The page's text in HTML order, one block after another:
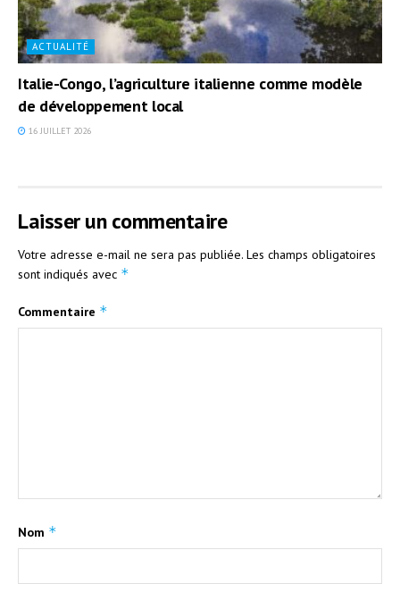
ACTUALITÉ
Italie-Congo, l’agriculture italienne comme modèle
de développement local
16 JUILLET 2026
Laisser un commentaire
Votre adresse e-mail ne sera pas publiée. Les champs obligatoires
sont indiqués avec *
Commentaire *
Nom *